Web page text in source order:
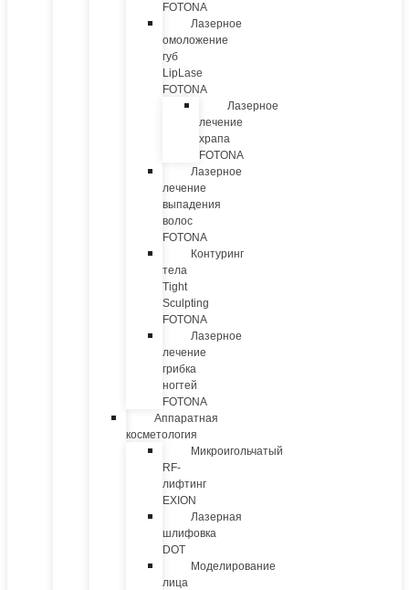
FOTONA
Лазерное
омоложение
губ
LipLase
FOTONA
Лазерное
лечение
храпа
FOTONA
Лазерное
лечение
выпадения
волос
FOTONA
Контуринг
тела
Tight
Sculpting
FOTONA
Лазерное
лечение
грибка
ногтей
FOTONA
Аппаратная
косметология
Микроигольчатый
RF-
лифтинг
EXION
Лазерная
шлифовка
DOT
Моделирование
лица